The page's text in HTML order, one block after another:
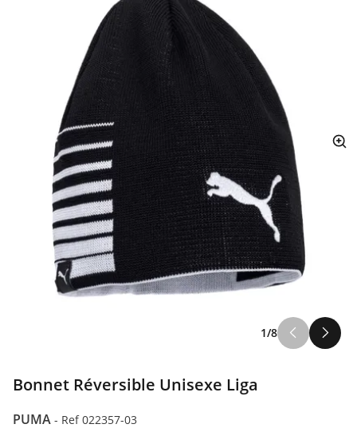
1/8
Bonnet Réversible Unisexe Liga
PUMA - Ref 022357-03